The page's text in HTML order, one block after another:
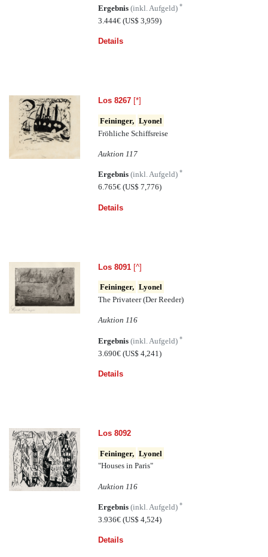
Ergebnis(inkl. Aufgeld)*
3.444€(US$ 3,959)
Details
Los 8267 [*]
Feininger, Lyonel
Fröhliche Schiffsreise
Auktion 117
Ergebnis(inkl. Aufgeld)*
6.765€(US$ 7,776)
Details
Los 8091 [^]
Feininger, Lyonel
The Privateer (Der Reeder)
Auktion 116
Ergebnis(inkl. Aufgeld)*
3.690€(US$ 4,241)
Details
Los 8092
Feininger, Lyonel
"Houses in Paris"
Auktion 116
Ergebnis(inkl. Aufgeld)*
3.936€(US$ 4,524)
Details